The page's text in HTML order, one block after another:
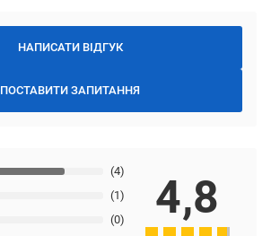
НАПИСАТИ ВІДГУК
ПОСТАВИТИ ЗАПИТАННЯ
(0)
(1)
(4)
4,8